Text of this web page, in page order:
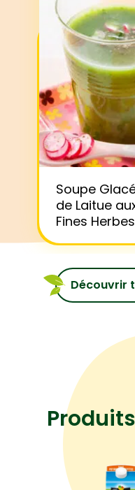
Soupe
de Laitue
Fines Herbes
Découvrir